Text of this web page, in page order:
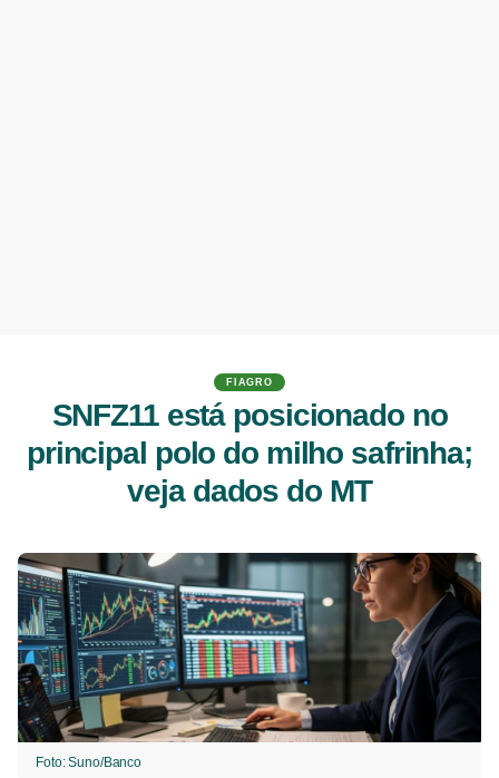
FIAGRO
SNFZ11 está posicionado no
principal polo do milho safrinha;
veja dados do MT
Foto: Suno/Banco